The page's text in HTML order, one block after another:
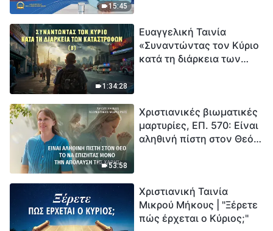
15:45
1:34:28
Ευαγγελική Ταινία
«Συναντώντας τον Κύριο
κατά τη διάρκεια των
εξαφάνισης». Οι
καταστροφές χτυπούν.
Ξεκινά η αντίστροφη
53:58
Χριστιανικές βιωματικές
μαρτυρίες, ΕΠ. 570: Είναι
αληθινή πίστη στον Θεό
Χριστιανική Ταινία
Μικρού Μήκους | "Ξέρετε
πώς έρχεται ο Κύριος;"